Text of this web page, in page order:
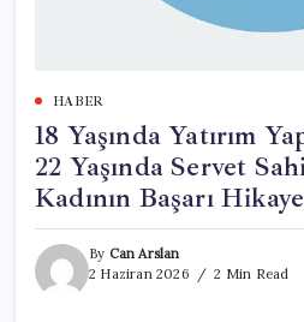
HABER
18 Yaşında Yatırım
22 Yaşında Servet
Kadının Başarı
By Can Arslan
2 Haziran 2026
2 Min Read